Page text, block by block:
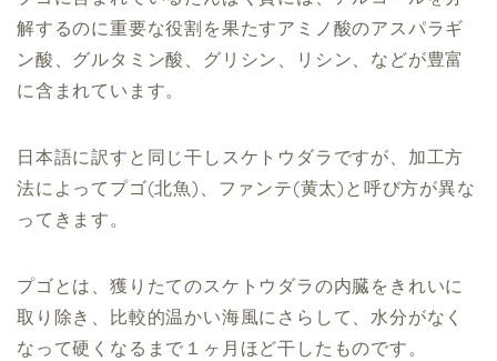
解するのに重要な役割を果たすアミノ酸のアスパラギ
ン酸、グルタミン酸、グリシン、リシン、などが豊富
に含まれています。
日本語に訳すと同じ干しスケトウダラですが、加工方
法によってプゴ(北魚)、ファンテ(黄太)と呼び方が異な
ってきます。
プゴとは、獲りたてのスケトウダラの内臓をきれいに
取り除き、比較的温かい海風にさらして、水分がなく
なって硬くなるまで１ヶ月ほど干したものです。